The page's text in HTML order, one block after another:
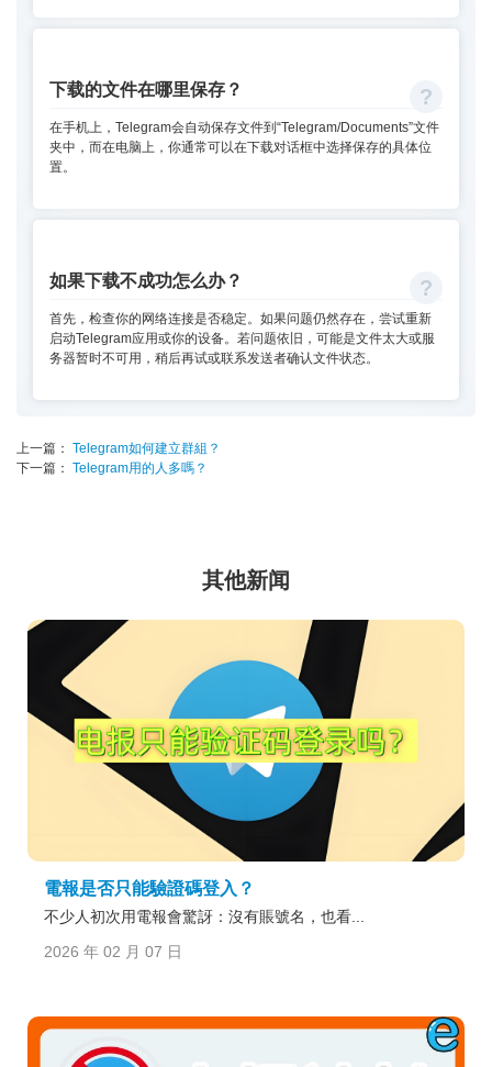
下载的文件在哪里保存？
在手机上，Telegram会自动保存文件到“Telegram/Documents”文件
夹中，而在电脑上，你通常可以在下载对话框中选择保存的具体位
置。
如果下载不成功怎么办？
首先，检查你的网络连接是否稳定。如果问题仍然存在，尝试重新
启动Telegram应用或你的设备。若问题依旧，可能是文件太大或服
务器暂时不可用，稍后再试或联系发送者确认文件状态。
上一篇： Telegram如何建立群組？
下一篇： Telegram用的人多嗎？
其他新闻
電報是否只能驗證碼登入？
不少人初次用電報會驚訝：沒有賬號名，也看...
2026 年 02 月 07 日